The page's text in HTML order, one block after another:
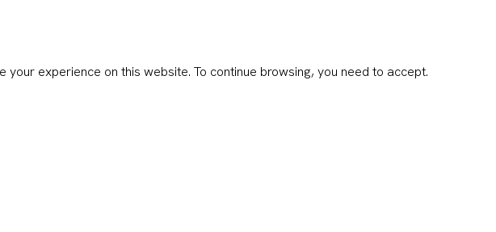
projecten waar ik mee bezig ben, markt data en meer!
experience on this website. To continue browsing, you need to accept.